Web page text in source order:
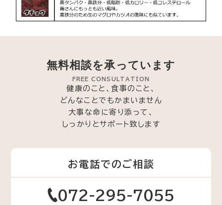
無料相談を承っています
FREE CONSULTATION
健康のこと、食事のこと、
どんなことでもかまいません
大事な命に寄り添って、
しっかりとサポート致します
お電話でのご相談
072-295-7055